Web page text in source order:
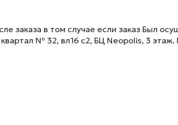
заказа в том случае если заказ Был
№ 32, вл16 с2, БЦ Neopolis, 3